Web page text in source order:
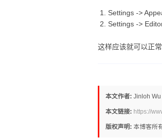
Settings ->
Settings ->
这样应该就可以正常
本文作者: Jinloh Wu
本文链接: https://
版权声明: 本博客所